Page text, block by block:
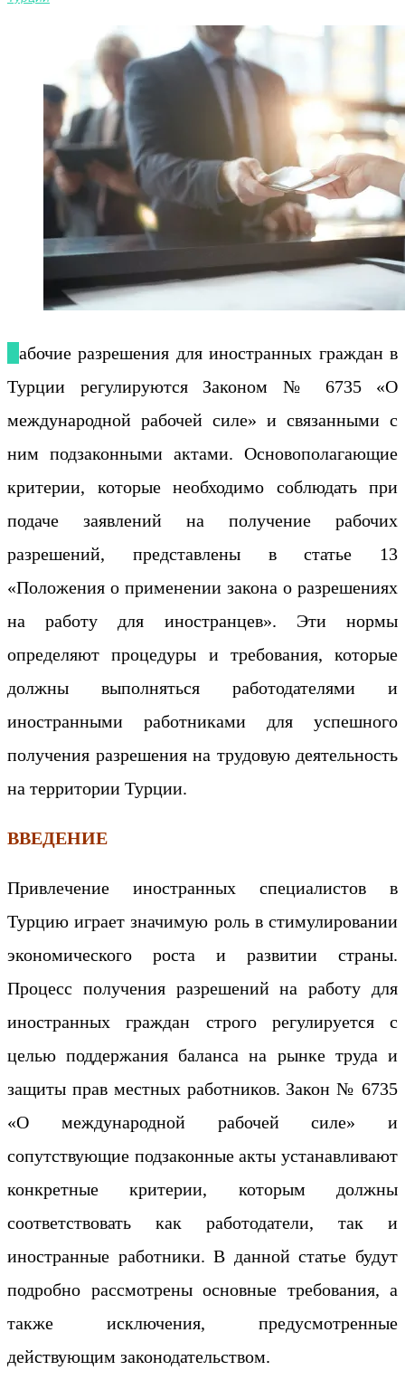
Турции регулируются Законом № 6735 «О
международной рабочей силе» и связанными с
ним подзаконными актами. Основополагающие
критерии, которые необходимо соблюдать при
подаче заявлений на получение рабочих
разрешений, представлены в статье 13
«Положения о применении закона о разрешениях
на работу для иностранцев». Эти нормы
определяют процедуры и требования, которые
должны выполняться работодателями и
иностранными работниками для успешного
получения разрешения на трудовую деятельность
на территории Турции.
ВВЕДЕНИЕ
Привлечение иностранных специалистов в
Турцию играет значимую роль в стимулировании
экономического роста и развитии страны.
Процесс получения разрешений на работу для
иностранных граждан строго регулируется с
целью поддержания баланса на рынке труда и
защиты прав местных работников. Закон № 6735
«О международной рабочей силе» и
сопутствующие подзаконные акты устанавливают
конкретные критерии, которым должны
соответствовать как работодатели, так и
иностранные работники. В данной статье будут
подробно рассмотрены основные требования, а
также исключения, предусмотренные
действующим законодательством.